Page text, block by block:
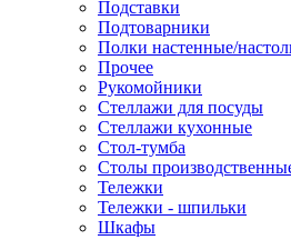
Подставки
Подтоварники
Полки настенные/
Прочее
Рукомойники
Стеллажи для посуды
Стеллажи кухонные
Стол-тумба
Столы
Тележки
Тележки - шпильки
Шкафы